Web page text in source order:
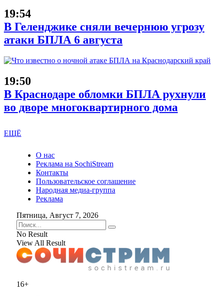
19:54
В Геленджике сняли вечернюю угрозу
атаки БПЛА 6 августа
19:50
В Краснодаре обломки БПЛА рухнули
во дворе многоквартирного дома
ЕЩЁ
О нас
Реклама на SochiStream
Контакты
Пользовательское соглашение
Народная медиа-группа
Реклама
Пятница, Август 7, 2026
No Result
View All Result
16+